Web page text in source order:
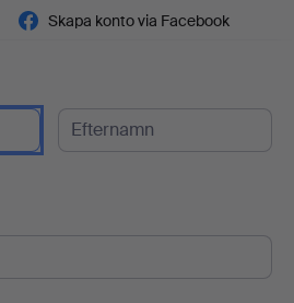
Skapa konto via Facebook